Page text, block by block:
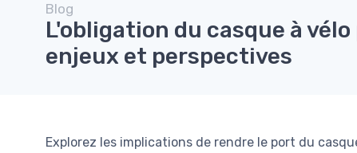
Blog
L'obligation du casque à
enjeux et perspectives
Explorez les implications de rendre le port du